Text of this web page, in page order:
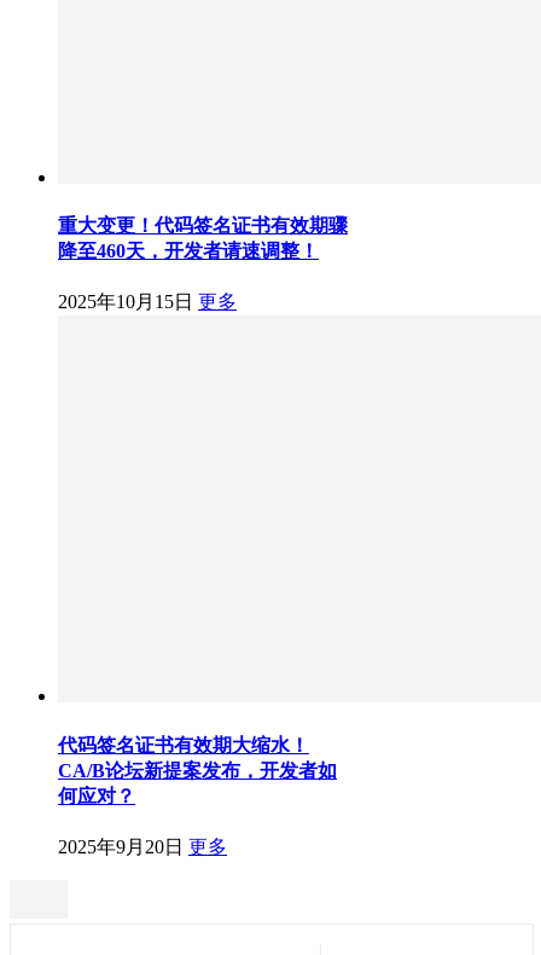
重大变更！代码签名证书有效期骤
降至460天，开发者请速调整！
2025年10月15日 更多
代码签名证书有效期大缩水！
CA/B论坛新提案发布，开发者如
何应对？
2025年9月20日 更多